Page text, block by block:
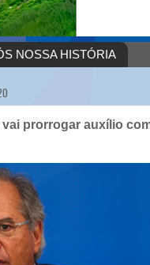
NOSSA HISTÓRIA
prorrogar auxílio